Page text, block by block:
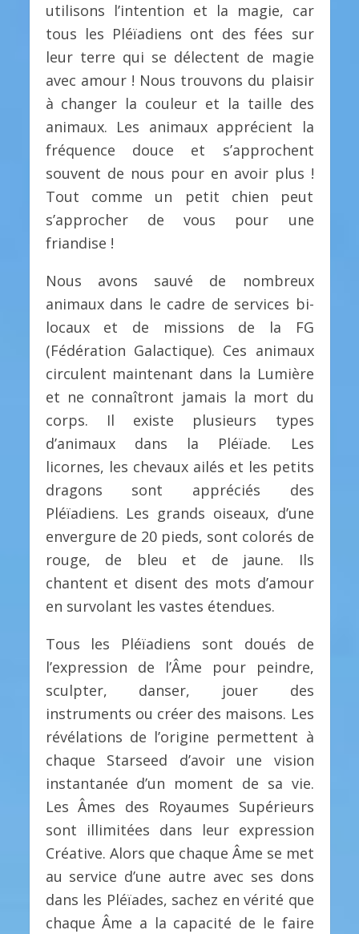
utilisons l’intention et la magie, car
tous les Pléïadiens ont des fées sur
leur terre qui se délectent de magie
avec amour ! Nous trouvons du plaisir
à changer la couleur et la taille des
animaux. Les animaux apprécient la
fréquence douce et s’approchent
souvent de nous pour en avoir plus !
Tout comme un petit chien peut
s’approcher de vous pour une
friandise !
Nous avons sauvé de nombreux
animaux dans le cadre de services bi-
locaux et de missions de la FG
(Fédération Galactique). Ces animaux
circulent maintenant dans la Lumière
et ne connaîtront jamais la mort du
corps. Il existe plusieurs types
d’animaux dans la Pléïade. Les
licornes, les chevaux ailés et les petits
dragons sont appréciés des
Pléïadiens. Les grands oiseaux, d’une
envergure de 20 pieds, sont colorés de
rouge, de bleu et de jaune. Ils
chantent et disent des mots d’amour
en survolant les vastes étendues.
Tous les Pléïadiens sont doués de
l’expression de l’Âme pour peindre,
sculpter, danser, jouer des
instruments ou créer des maisons. Les
révélations de l’origine permettent à
chaque Starseed d’avoir une vision
instantanée d’un moment de sa vie.
Les Âmes des Royaumes Supérieurs
sont illimitées dans leur expression
Créative. Alors que chaque Âme se met
au service d’une autre avec ses dons
dans les Pléïades, sachez en vérité que
chaque Âme a la capacité de le faire